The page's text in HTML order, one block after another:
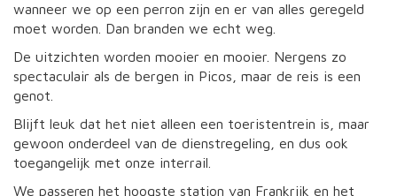
wanneer we op een perron zijn en er van alles geregeld
moet worden. Dan branden we echt weg.
De uitzichten worden mooier en mooier. Nergens zo
spectaculair als de bergen in Picos, maar de reis is een
genot.
Blijft leuk dat het niet alleen een toeristentrein is, maar
gewoon onderdeel van de dienstregeling, en dus ook
toegangelijk met onze interrail.
We passeren het hoogste station van Frankrijk en het